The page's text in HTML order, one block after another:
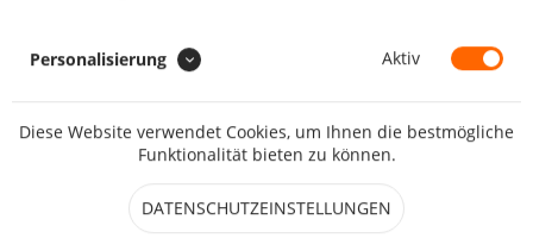
Merken Bewerten
Personalisierung Aktiv
Diese Website verwendet Cookies, um Ihnen die bestmögliche
Funktionalität bieten zu können.
DATENSCHUTZEINSTELLUNGEN